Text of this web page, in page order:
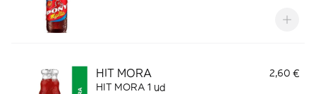
HIT MORA
2,60 €
HIT MORA 1 ud